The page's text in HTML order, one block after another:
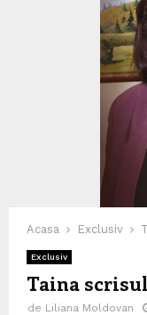
Acasa Exclusiv
Exclusiv
Taina
de Liliana Moldovan